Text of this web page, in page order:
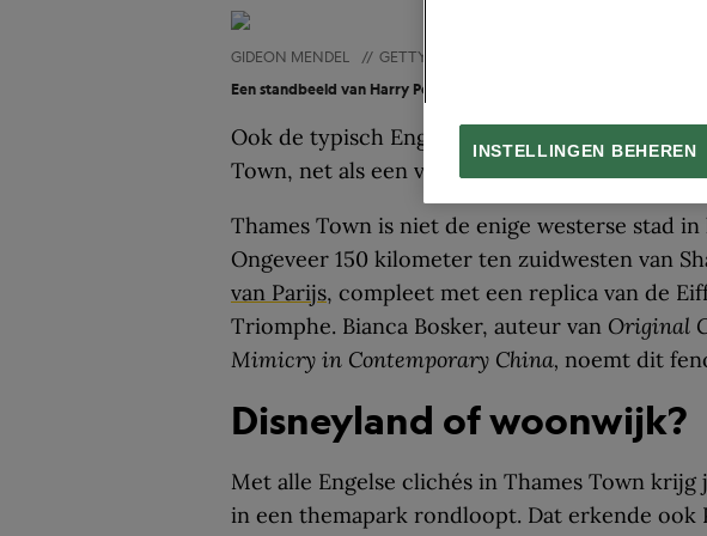
GIDEON MENDEL // GETTY IMAGES
Een standbeeld van Harry Potter in Thames Town.
Ook de typisch Engelse rode telefooncellen
Town, net als een vrijwel identieke kopie van
Thames Town is niet de enige westerse stad
Ongeveer 150 kilometer ten zuidwesten van
van Parijs, compleet met een replica van de
Triomphe. Bianca Bosker, auteur van Original
Mimicry in Contemporary China, noemt dit
Disneyland of woonwijk?
Met alle Engelse clichés in Thames Town
in een themapark rondloopt. Dat erkende ook
INSTELLINGEN BEHEREN